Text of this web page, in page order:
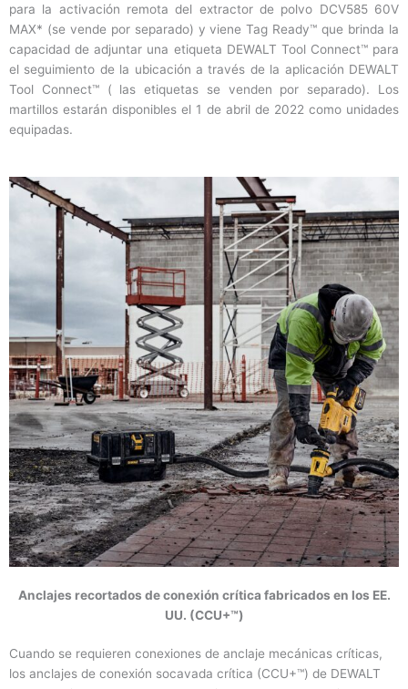
para la activación remota del extractor de polvo DCV585 60V
MAX* (se vende por separado) y viene Tag Ready™ que brinda la
capacidad de adjuntar una etiqueta DEWALT Tool Connect™ para
el seguimiento de la ubicación a través de la aplicación DEWALT
Tool Connect™ ( las etiquetas se venden por separado). Los
martillos estarán disponibles el 1 de abril de 2022 como unidades
equipadas.
Anclajes recortados de conexión crítica fabricados en los EE.
UU. (CCU+™)
Cuando se requieren conexiones de anclaje mecánicas críticas,
los anclajes de conexión socavada crítica (CCU+™) de DEWALT